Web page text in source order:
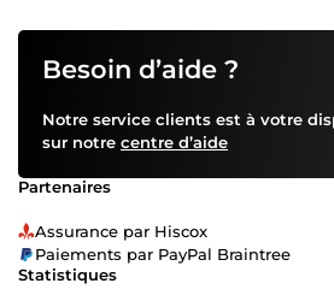
Passionnée par la simplification des
sécurité des données, j’aime rendre
administratives et réglementaires
anonymisés et fictifs, destinés à
fournis dans le cadre de mes
organisationnel basé sur le RGPD et
Besoin d’aide ?
Notre service clients est à votre
sur notre centre d’aide
Partenaires
Assurance par Hiscox
Paiements par PayPal Braintree
Statistiques